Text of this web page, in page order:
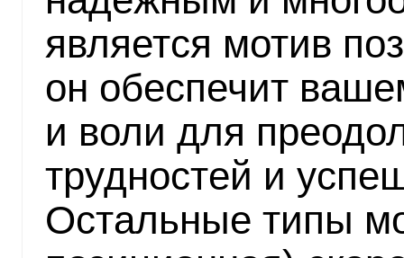
является мотив
он обеспечит
и воли для
трудностей и
Остальные типы